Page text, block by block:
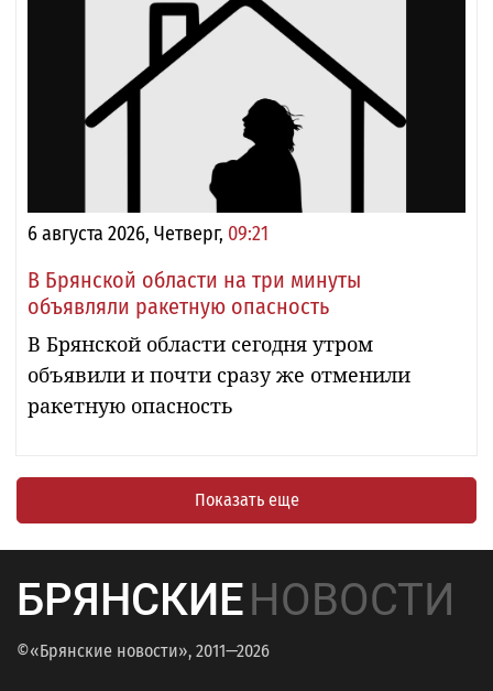
6 августа 2026, Четверг, 09:21
В Брянской области на три минуты
объявляли ракетную опасность
В Брянской области сегодня утром
объявили и почти сразу же отменили
ракетную опасность
Показать еще
БРЯНСКИЕНОВОСТИ
©«Брянские новости», 2011—2026